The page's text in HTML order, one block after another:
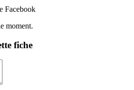
Facebook
moment.
fiche